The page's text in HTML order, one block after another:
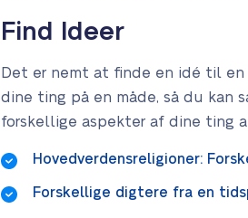
Find Ideer
Det er nemt at finde en idé til en
dine ting på en måde, så du kan
forskellige aspekter af dine ting
Hovedverdensreligioner:
Forskellige digtere fra en